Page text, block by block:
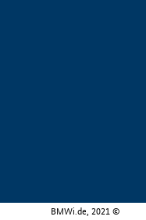
BMWi.de, 2021 ©